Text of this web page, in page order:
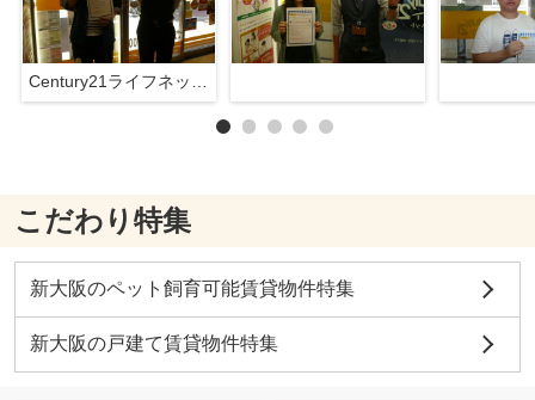
こだわり特集
新大阪のペット飼育可能賃貸物件特集
新大阪の戸建て賃貸物件特集